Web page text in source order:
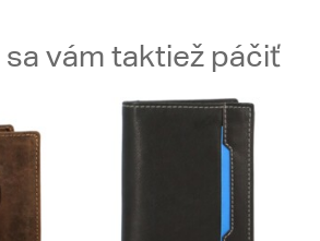
vám taktiež páčiť